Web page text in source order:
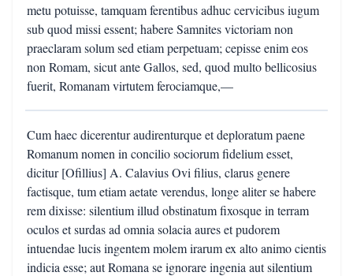
metu potuisse, tamquam ferentibus adhuc cervicibus iugum
sub quod missi essent; habere Samnites victoriam non
praeclaram solum sed etiam perpetuam; cepisse enim eos
non Romam, sicut ante Gallos, sed, quod multo bellicosius
fuerit, Romanam virtutem ferociamque,—
Cum haec dicerentur audirenturque et deploratum paene
Romanum nomen in concilio sociorum fidelium esset,
dicitur [Ofillius] A. Calavius Ovi filius, clarus genere
factisque, tum etiam aetate verendus, longe aliter se habere
rem dixisse: silentium illud obstinatum fixosque in terram
oculos et surdas ad omnia solacia aures et pudorem
intuendae lucis ingentem molem irarum ex alto animo cientis
indicia esse; aut Romana se ignorare ingenia aut silentium